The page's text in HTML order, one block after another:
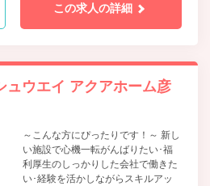
この求人の詳細
ュウエイ アクアホーム彦
～こんな方にぴったりです！～ 新し
い施設で心機一転がんばりたい･福
利厚生のしっかりした会社で働きた
い･経験を活かしながらスキルアッ